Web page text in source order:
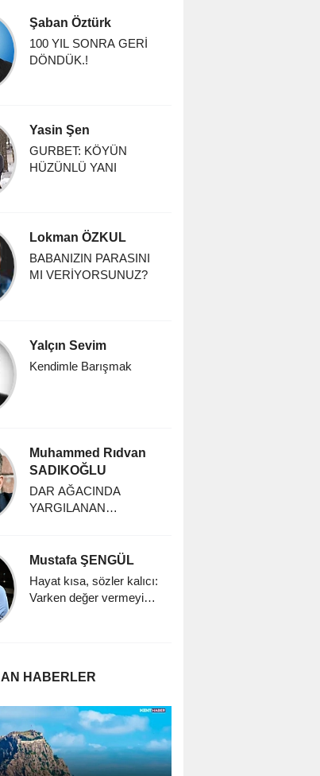
Şaban Öztürk
100 YIL SONRA GERİ
DÖNDÜK.!
Yasin Şen
GURBET: KÖYÜN
HÜZÜNLÜ YANI
Lokman ÖZKUL
BABANIZIN PARASINI
MI VERİYORSUNUZ?
Yalçın Sevim
Kendimle Barışmak
Muhammed Rıdvan
SADIKOĞLU
DAR AĞACINDA
YARGILANAN
Mustafa ŞENGÜL
Hayat kısa, sözler kalıcı:
Varken değer vermeyi
HABERLER